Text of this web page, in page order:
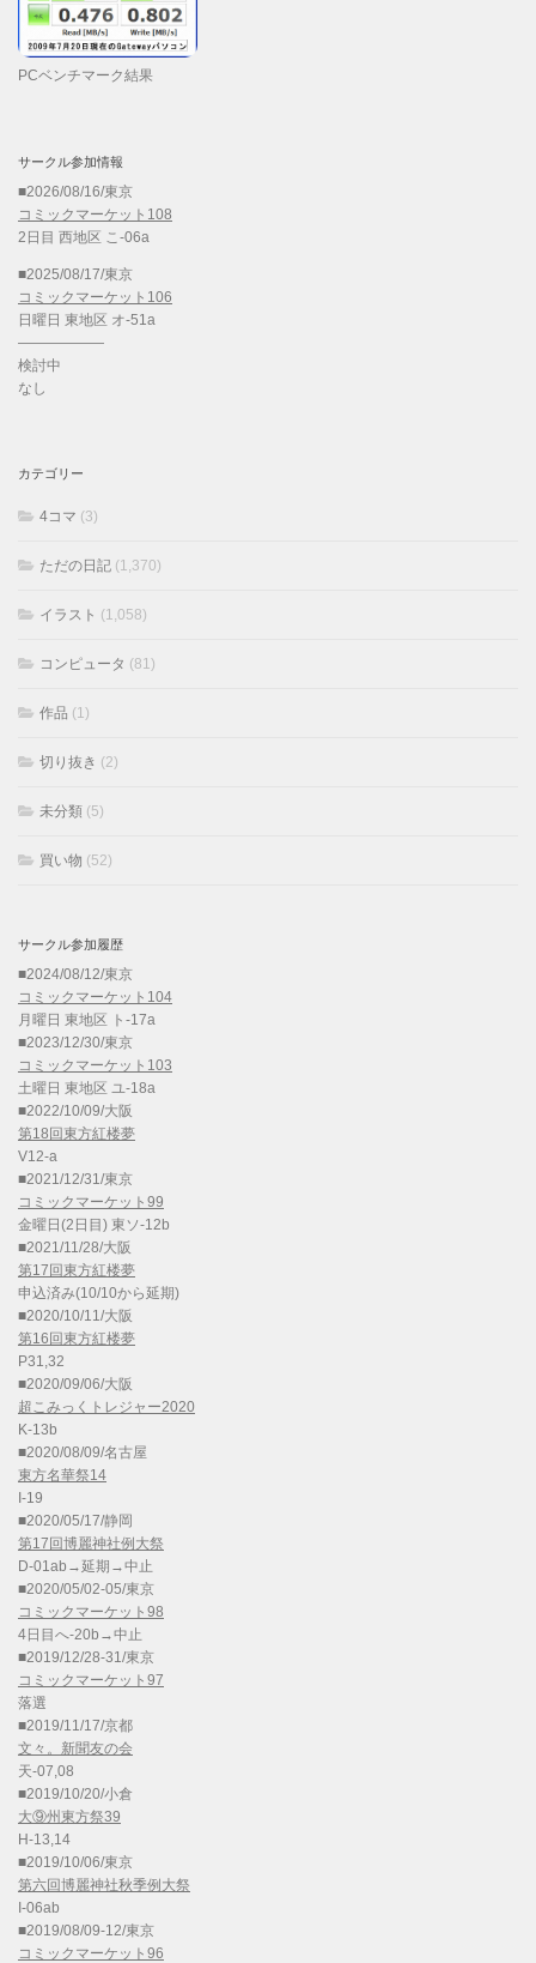
PCベンチマーク結果
サークル参加情報
■2026/08/16/東京
コミックマーケット108
2日目 西地区 こ-06a
■2025/08/17/東京
コミックマーケット106
日曜日 東地区 オ-51a
——————
検討中
なし
カテゴリー
4コマ (3)
ただの日記 (1,370)
イラスト (1,058)
コンピュータ (81)
作品 (1)
切り抜き (2)
未分類 (5)
買い物 (52)
サークル参加履歴
■2024/08/12/東京
コミックマーケット104
月曜日 東地区 ト-17a
■2023/12/30/東京
コミックマーケット103
土曜日 東地区 ユ-18a
■2022/10/09/大阪
第18回東方紅楼夢
V12-a
■2021/12/31/東京
コミックマーケット99
金曜日(2日目) 東ソ-12b
■2021/11/28/大阪
第17回東方紅楼夢
申込済み(10/10から延期)
■2020/10/11/大阪
第16回東方紅楼夢
P31,32
■2020/09/06/大阪
超こみっくトレジャー2020
K-13b
■2020/08/09/名古屋
東方名華祭14
I-19
■2020/05/17/静岡
第17回博麗神社例大祭
D-01ab→延期→中止
■2020/05/02-05/東京
コミックマーケット98
4日目へ-20b→中止
■2019/12/28-31/東京
コミックマーケット97
落選
■2019/11/17/京都
文々。新聞友の会
天-07,08
■2019/10/20/小倉
大⑨州東方祭39
H-13,14
■2019/10/06/東京
第六回博麗神社秋季例大祭
I-06ab
■2019/08/09-12/東京
コミックマーケット96